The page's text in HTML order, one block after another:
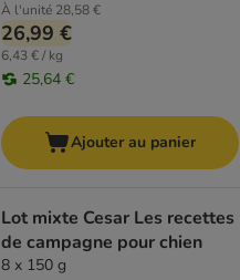
À l'unité 28,58 €
26,99 €
6,43 € / kg
25,64 €
Ajouter au panier
Lot mixte Cesar Les recettes
de campagne pour chien
8 x 150 g